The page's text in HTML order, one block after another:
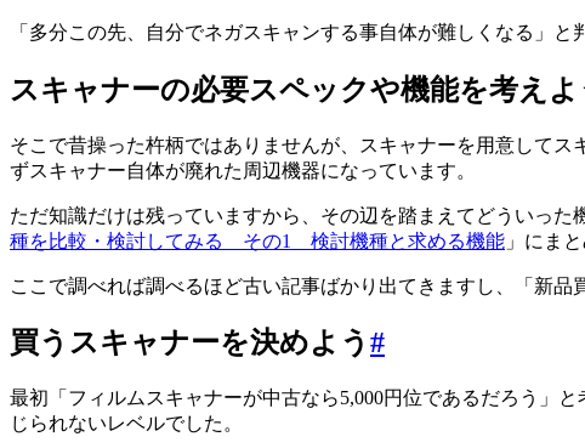
「多分この先、自分でネガスキャンする事自体が難しくなる」と
スキャナーの必要スペックや機能を考えよ
そこで昔操った杵柄ではありませんが、スキャナーを用意して
ずスキャナー自体が廃れた周辺機器になっています。
ただ知識だけは残っていますから、その辺を踏まえてどういった
種を比較・検討してみる その1 検討機種と求める機能 」にま
ここで調べれば調べるほど古い記事ばかり出てきますし、「新品
買うスキャナーを決めよう #
最初「フィルムスキャナーが中古なら5,000円位であるだろう」
じられないレベルでした。